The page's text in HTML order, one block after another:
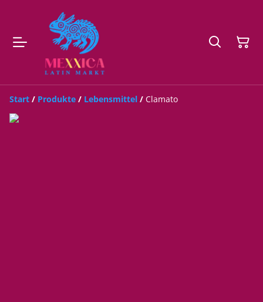
Start / Produkte / Lebensmittel / Clamato